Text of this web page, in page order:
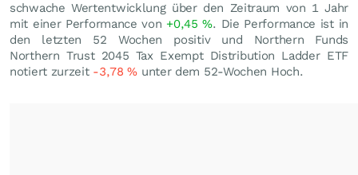
schwache Wertentwicklung über den Zeitraum von 1 Jahr
mit einer Performance von +0,45%. Die Performance ist in
den letzten 52 Wochen positiv und Northern Funds
Northern Trust 2045 Tax Exempt Distribution Ladder ETF
notiert zurzeit -3,78% unter dem 52-Wochen Hoch.